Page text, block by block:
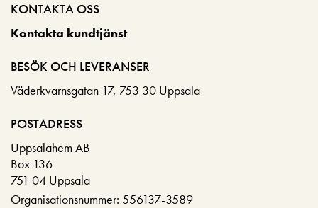
KONTAKTA OSS
Kontakta kundtjänst
BESÖK OCH LEVERANSER
Väderkvarnsgatan 17, 753 30 Uppsala
POSTADRESS
Uppsalahem AB
Box 136
751 04 Uppsala
Organisationsnummer: 556137-3589